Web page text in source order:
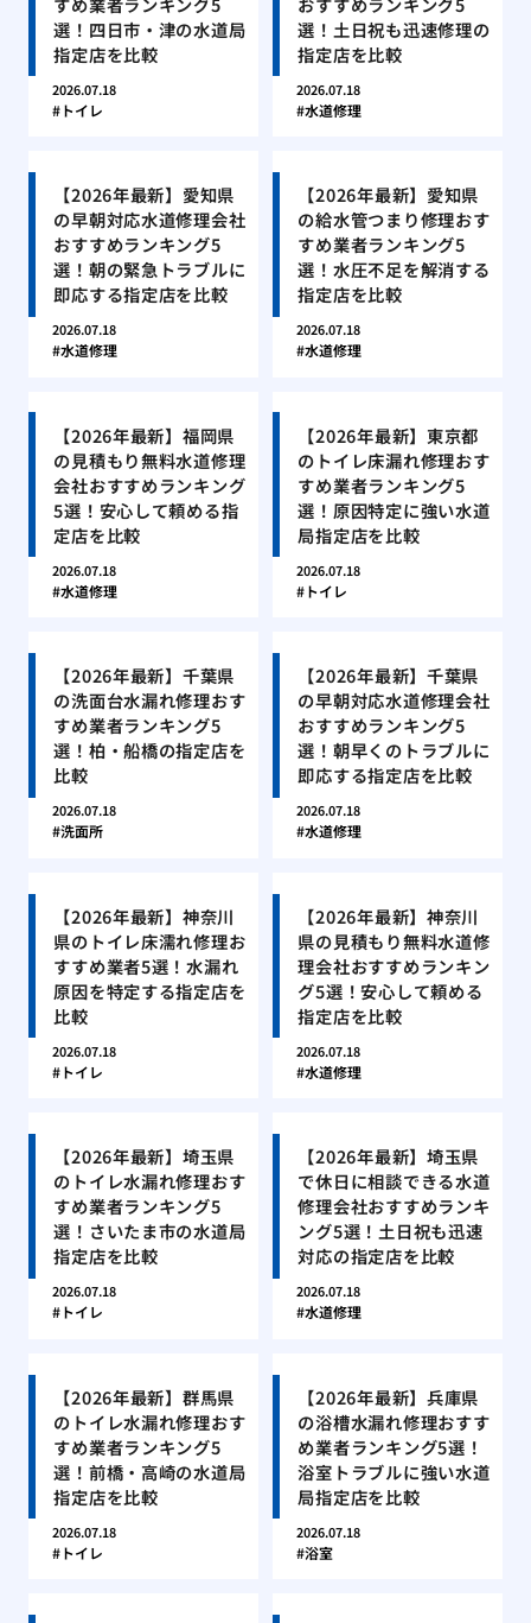
選！四日市・津の水道局
指定店を比較
2026.07.18
トイレ
選！土日祝も迅速修理の
指定店を比較
2026.07.18
水道修理
【2026年最新】愛知県
の早朝対応水道修理会社
おすすめランキング5
選！朝の緊急トラブルに
即応する指定店を比較
2026.07.18
水道修理
【2026年最新】愛知県
の給水管つまり修理おす
すめ業者ランキング5
選！水圧不足を解消する
指定店を比較
2026.07.18
水道修理
【2026年最新】福岡県
の見積もり無料水道修理
会社おすすめランキング
5選！安心して頼める指
定店を比較
2026.07.18
水道修理
【2026年最新】東京都
のトイレ床漏れ修理おす
すめ業者ランキング5
選！原因特定に強い水道
局指定店を比較
2026.07.18
トイレ
【2026年最新】千葉県
の洗面台水漏れ修理おす
すめ業者ランキング5
選！柏・船橋の指定店を
比較
2026.07.18
洗面所
【2026年最新】千葉県
の早朝対応水道修理会社
おすすめランキング5
選！朝早くのトラブルに
即応する指定店を比較
2026.07.18
水道修理
【2026年最新】神奈川
県のトイレ床濡れ修理お
すすめ業者5選！水漏れ
原因を特定する指定店を
比較
2026.07.18
トイレ
【2026年最新】神奈川
県の見積もり無料水道修
理会社おすすめランキン
グ5選！安心して頼める
指定店を比較
2026.07.18
水道修理
【2026年最新】埼玉県
のトイレ水漏れ修理おす
すめ業者ランキング5
選！さいたま市の水道局
指定店を比較
2026.07.18
トイレ
【2026年最新】埼玉県
で休日に相談できる水道
修理会社おすすめランキ
ング5選！土日祝も迅速
対応の指定店を比較
2026.07.18
水道修理
【2026年最新】群馬県
のトイレ水漏れ修理おす
すめ業者ランキング5
選！前橋・高崎の水道局
指定店を比較
2026.07.18
トイレ
【2026年最新】兵庫県
の浴槽水漏れ修理おすす
め業者ランキング5選！
浴室トラブルに強い水道
局指定店を比較
2026.07.18
浴室